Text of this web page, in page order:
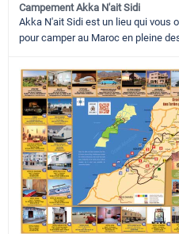
Campement Akka N'ait Sidi
Akka N'ait Sidi est un lieu qui vous
pour camper au Maroc en pleine